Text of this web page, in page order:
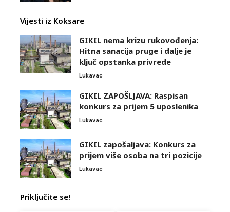
Vijesti iz Koksare
GIKIL nema krizu rukovođenja:
Hitna sanacija pruge i dalje je
ključ opstanka privrede
Lukavac
GIKIL ZAPOŠLJAVA: Raspisan
konkurs za prijem 5 uposlenika
Lukavac
GIKIL zapošaljava: Konkurs za
prijem više osoba na tri pozicije
Lukavac
Priključite se!